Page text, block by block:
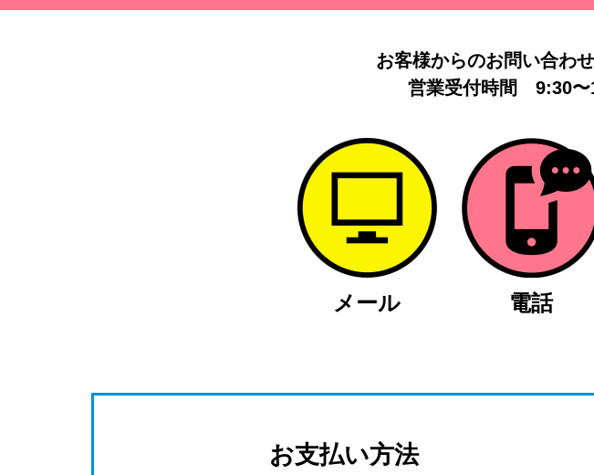
お客様からのお問い合わ
営業受付時間 9:30〜
メール 電話
お支払い方法